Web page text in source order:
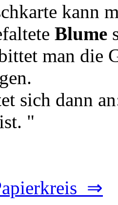
kann
Blume
man die
sich dann
"
⇒